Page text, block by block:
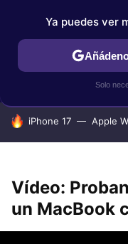
IPHONE
HOY SE HABLA DE
iPhone 17 Apple
Vídeo:
un MacBook
Ya puedes ver
Solo